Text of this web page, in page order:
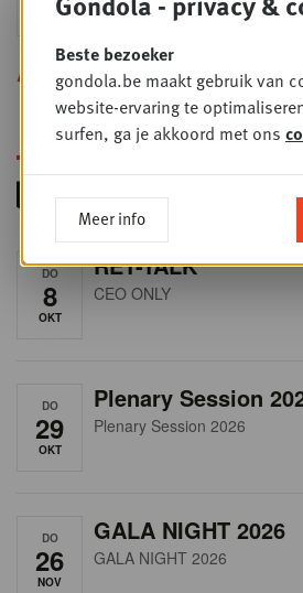
SEP Sales & Nego summit 2026
Alle opleidingen
DO
8
OKT
RET-TALK
CEO ONLY
DO
29
OKT
Plenary Session
Plenary Session 2026
DO
26
NOV
GALA NIGHT 2026
GALA NIGHT 2026
Beste bezoeker
gondola.be maakt gebruik van
website-ervaring te
surfen, ga je akkoord met ons
Meer info